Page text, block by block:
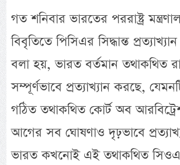
গত শনিবার ভারতের পররাষ্ট্র
বিবৃতিতে পিসিএর সিদ্ধান্ত
বলা হয়, ভারত বর্তমান তথাকথিত
সম্পূর্ণভাবে প্রত্যাখ্যান করছে,
গঠিত তথাকথিত কোর্ট অব
আগের সব ঘোষণাও দৃঢ়ভাবে
ভারত কখনোই এই তথাকথিত